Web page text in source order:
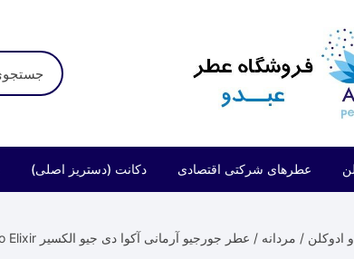
عطرهای شرکتی اقتصادی دکانت (دستریز اصلی)
ادوکلن / مردانه / عطر جورجیو آرمانی آکوا دی جیو الکسیر GIORGIO ARMANI Acqua di Gio Elixir